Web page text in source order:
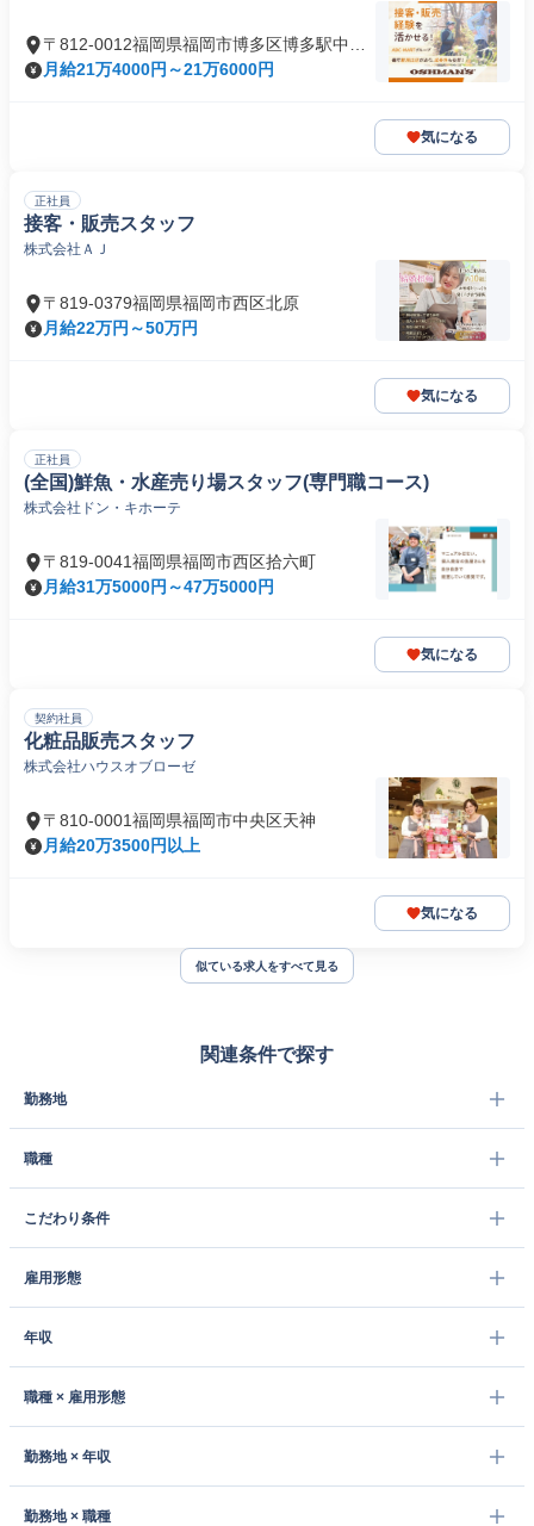
〒812-0012福岡県福岡市博多区博多駅中央
街
月給21万4000円～21万6000円
気になる
正社員
接客・販売スタッフ
株式会社ＡＪ
〒819-0379福岡県福岡市西区北原
月給22万円～50万円
気になる
正社員
(全国)鮮魚・水産売り場スタッフ(専門職コース)
株式会社ドン・キホーテ
〒819-0041福岡県福岡市西区拾六町
月給31万5000円～47万5000円
気になる
契約社員
化粧品販売スタッフ
株式会社ハウスオブローゼ
〒810-0001福岡県福岡市中央区天神
月給20万3500円以上
気になる
似ている求人をすべて見る
関連条件で探す
勤務地
職種
こだわり条件
雇用形態
年収
職種 × 雇用形態
勤務地 × 年収
勤務地 × 職種